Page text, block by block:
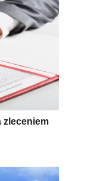
zleceniem